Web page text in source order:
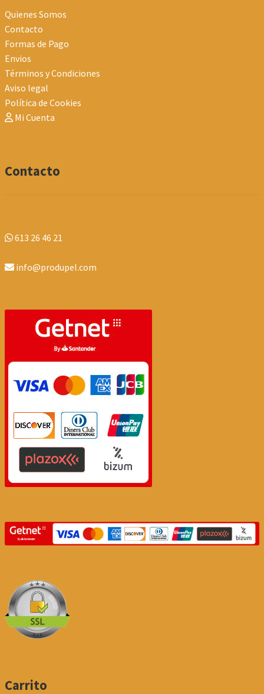
Quienes Somos
Contacto
Formas de Pago
Envios
Términos y Condiciones
Aviso legal
Política de Cookies
Mi Cuenta
Contacto
613 26 46 21
info@produpel.com
Carrito